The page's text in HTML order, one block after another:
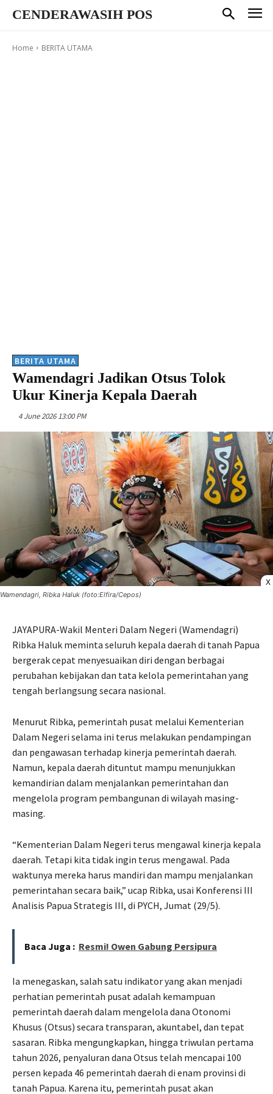
CENDERAWASIH POS
Home BERITA UTAMA
BERITA UTAMA
Wamendagri Jadikan Otsus Tolok
Ukur Kinerja Kepala Daerah
4 June 2026 13:00 PM
X
Wamendagri, Ribka Haluk (foto:Elfira/Cepos)
JAYAPURA-Wakil Menteri Dalam Negeri (Wamendagri)
Ribka Haluk meminta seluruh kepala daerah di tanah Papua
bergerak cepat menyesuaikan diri dengan berbagai
perubahan kebijakan dan tata kelola pemerintahan yang
tengah berlangsung secara nasional.
Menurut Ribka, pemerintah pusat melalui Kementerian
Dalam Negeri selama ini terus melakukan pendampingan
dan pengawasan terhadap kinerja pemerintah daerah.
Namun, kepala daerah dituntut mampu menunjukkan
kemandirian dalam menjalankan pemerintahan dan
mengelola program pembangunan di wilayah masing-
masing.
“Kementerian Dalam Negeri terus mengawal kinerja kepala
daerah. Tetapi kita tidak ingin terus mengawal. Pada
waktunya mereka harus mandiri dan mampu menjalankan
pemerintahan secara baik,” ucap Ribka, usai Konferensi III
Analisis Papua Strategis III, di PYCH, Jumat (29/5).
Baca Juga : Resmi! Owen Gabung Persipura
Ia menegaskan, salah satu indikator yang akan menjadi
perhatian pemerintah pusat adalah kemampuan
pemerintah daerah dalam mengelola dana Otonomi
Khusus (Otsus) secara transparan, akuntabel, dan tepat
sasaran. Ribka mengungkapkan, hingga triwulan pertama
tahun 2026, penyaluran dana Otsus telah mencapai 100
persen kepada 46 pemerintah daerah di enam provinsi di
tanah Papua. Karena itu, pemerintah pusat akan